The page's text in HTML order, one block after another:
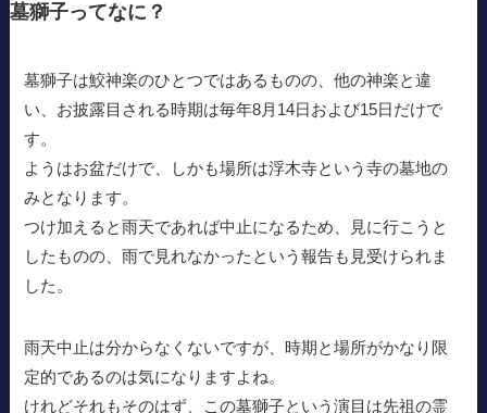
墓獅子ってなに？
墓獅子は鮫神楽のひとつではあるものの、他の神楽と違
い、お披露目される時期は毎年8月14日および15日だけで
す。
ようはお盆だけで、しかも場所は浮木寺という寺の墓地の
みとなります。
つけ加えると雨天であれば中止になるため、見に行こうと
したものの、雨で見れなかったという報告も見受けられま
した。
雨天中止は分からなくないですが、時期と場所がかなり限
定的であるのは気になりますよね。
けれどそれもそのはず、この墓獅子という演目は先祖の霊